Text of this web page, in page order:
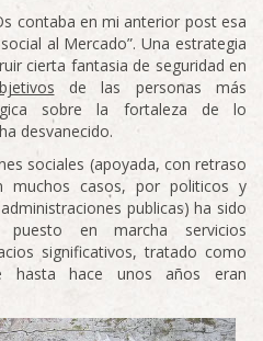
contaba en mi anterior post esa
al Mercado”. Una estrategia
cierta fantasia de seguridad en
de las personas más
sobre la fortaleza de lo
desvanecido.
sociales (apoyada, con retraso
muchos casos, por politicos y
publicas) ha sido
puesto en marcha servicios
significativos, tratado como
hasta hace unos años eran